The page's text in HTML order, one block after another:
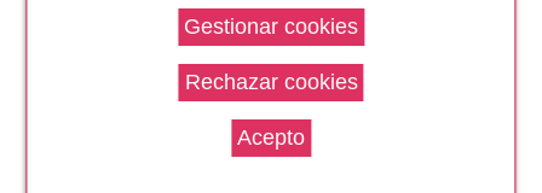
HERMES
MINI 12.5 ML SET REGALO